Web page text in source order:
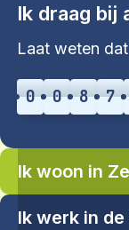
0 0 8 7
Ik draag bij
Laat weten
Ik woon in
Ik werk in